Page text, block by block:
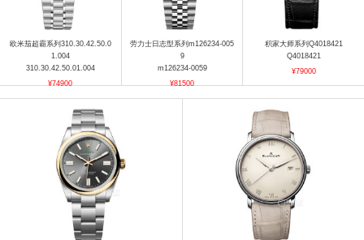
欧米茄超霸系列310.30.42.50.0
1.004
310.30.42.50.01.004
¥74900
劳力士日志型系列m126234-005
9
m126234-0059
¥81500
积家大师系列Q4018421
Q4018421
¥79000